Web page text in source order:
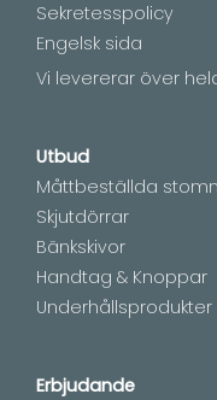
Sekretesspolicy
Engelsk sida
Vi levererar över
Utbud
Måttbeställda
Skjutdörrar
Bänkskivor
Handtag & Knoppar
Underhållsprodukter
Erbjudande